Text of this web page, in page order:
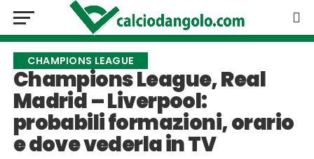
CHAMPIONS LEAGUE
Champions League, Real
Madrid – Liverpool:
probabili formazioni, orario
e dove vederla in TV